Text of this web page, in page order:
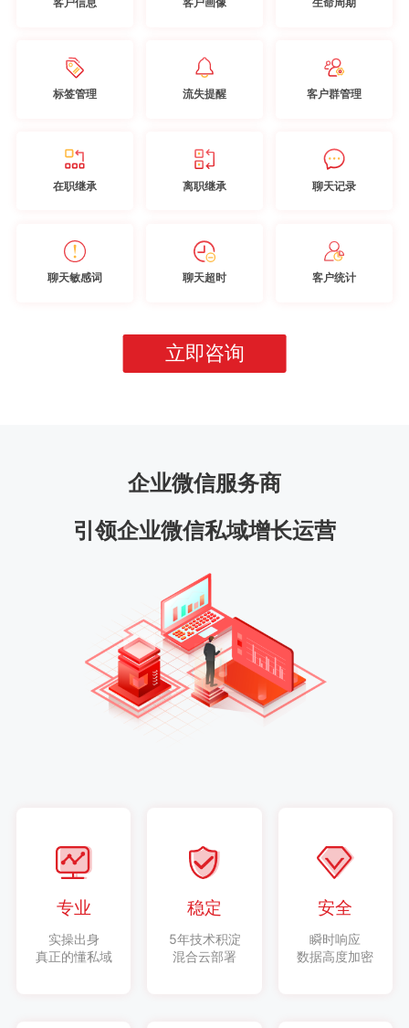
标签管理 流失提醒 客户群管理
在职继承 离职继承 聊天记录
聊天敏感词 聊天超时 客户统计
立即咨询
企业微信服务商
引领企业微信私域增长运营
专业
实操出身
真正的懂私域
稳定
5年技术积淀
混合云部署
安全
瞬时响应
数据高度加密